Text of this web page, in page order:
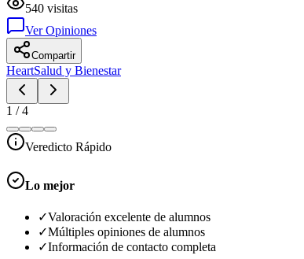
540 visitas
Ver Opiniones
Compartir
HeartSalud y Bienestar
1 /4
Veredicto Rápido
Lo mejor
✓Valoración excelente de alumnos
✓Múltiples opiniones de alumnos
✓Información de contacto completa